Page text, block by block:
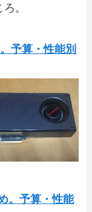
。
予算・性能別
。予算・性能